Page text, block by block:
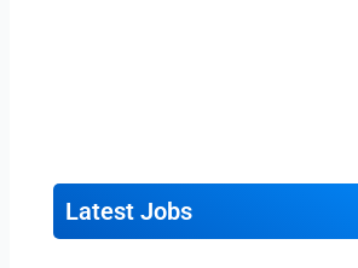
Latest Jobs